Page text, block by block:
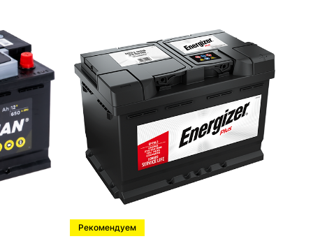
Рекомендуем